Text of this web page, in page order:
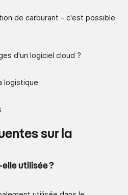
de carburant – c'est possible
d'un logiciel cloud ?
logistique
sur la
utilisée ?